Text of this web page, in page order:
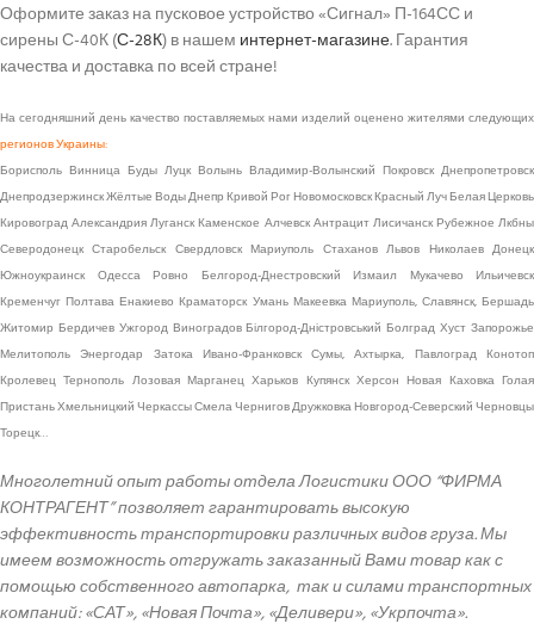
Оформите заказ на пусковое устройство «Сигнал» П-164СС и
сирены С-40К (С-28К) в нашем интернет-магазине. Гарантия
качества и доставка по всей стране!
На сегодняшний день качество поставляемых нами изделий оценено жителями следующих
регионов Украины:
Борисполь Винница Буды Луцк Волынь Владимир-Волынский Покровск Днепропетровск
Днепродзержинск Жёлтые Воды Днепр Кривой Рог Новомосковск Красный Луч Белая Церковь
Кировоград Александрия Луганск Каменское Алчевск Антрацит Лисичанск Рубежное Лкбны
Северодонецк Старобельск Свердловск Мариуполь Стаханов Львов Николаев Донецк
Южноукраинск Одесса Ровно Белгород-Днестровский Измаил Мукачево Ильичевск
Кременчуг Полтава Енакиево Краматорск Умань Макеевка Мариуполь, Славянск, Бершадь
Житомир Бердичев Ужгород Виноградов Білгород-Дністровський Болград Хуст Запорожье
Мелитополь Энергодар Затока Ивано-Франковск Сумы, Ахтырка, Павлоград Конотоп
Кролевец Тернополь Лозовая Марганец Харьков Купянск Херсон Новая Каховка Голая
Пристань Хмельницкий Черкассы Смела Чернигов Дружковка Новгород-Северский Черновцы
Торецк…
Многолетний опыт работы отдела Логистики ООО “ФИРМА
КОНТРАГЕНТ” позволяет гарантировать высокую
эффективность транспортировки различных видов груза. Мы
имеем возможность отгружать заказанный Вами товар как с
помощью собственного автопарка, так и силами транспортных
компаний: «САТ», «Новая Почта», «Деливери», «Укрпочта».